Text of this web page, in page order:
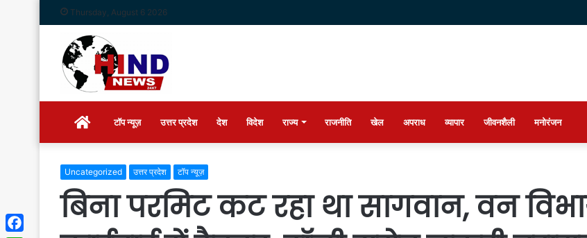
Thursday, August 6 2026
Homeटॉप न्यूज़ उत्तर प्रदेश देश विदेश राज्य राजनीति खेल अपराध व्यापार जीवनशैली मनोरंजन
Uncategorized उत्तर प्रदेश टॉप न्यूज़
बिना परमिट कट रहा था सागवान, वन